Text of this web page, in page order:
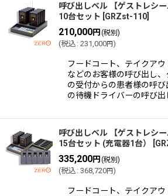
呼び出しベル 【ゲストレシ
10台セット GRZst-110
210,000円 (税別)
(税込 : 231,000円)
フードコート、テイクア
などのお客様の呼び出し
の受付からの患者様の呼
の待機ドライバーの呼び出
呼び出しベル 【ゲストレシ
15台セット (充電器1台）
335,200円 (税別)
(税込 : 368,720円)
フードコート、テイクア